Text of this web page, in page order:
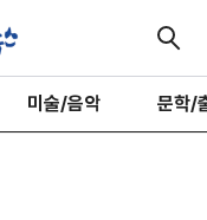
미술/음악 문학/